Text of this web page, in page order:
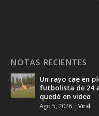
NOTAS RECIENTES
Un rayo cae en
futbolista de 24
quedó en video
Ago 5, 2026 |Viral